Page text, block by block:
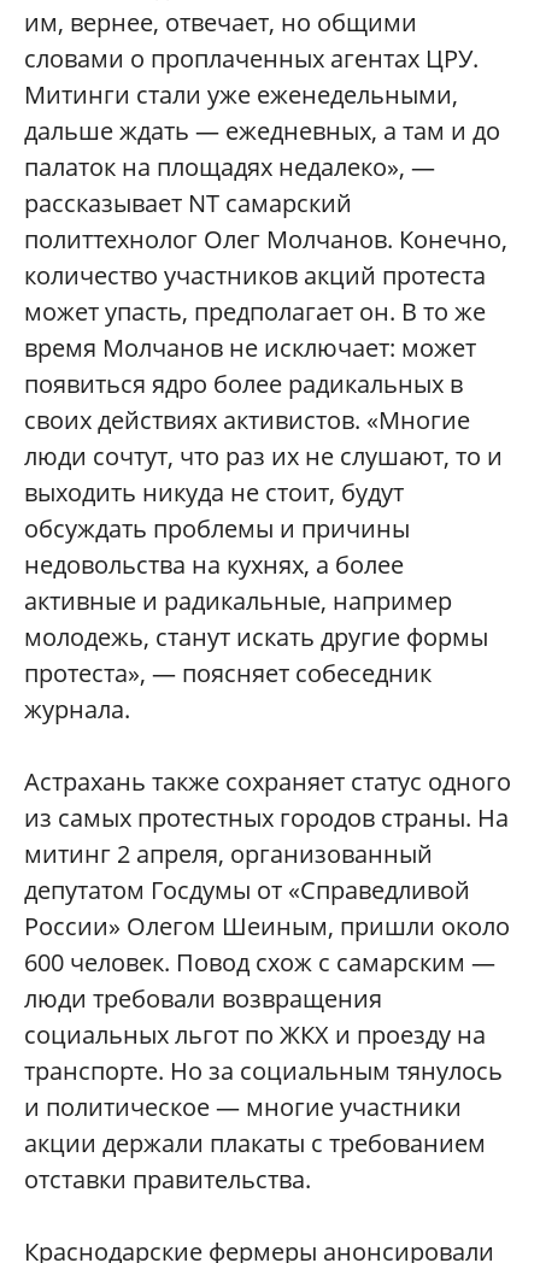
им, вернее, отвечает, но общими
словами о проплаченных агентах ЦРУ.
Митинги стали уже еженедельными,
дальше ждать — ежедневных, а там и до
палаток на площадях недалеко», —
рассказывает NT самарский
политтехнолог Олег Молчанов. Конечно,
количество участников акций протеста
может упасть, предполагает он. В то же
время Молчанов не исключает: может
появиться ядро более радикальных в
своих действиях активистов. «Многие
люди сочтут, что раз их не слушают, то и
выходить никуда не стоит, будут
обсуждать проблемы и причины
недовольства на кухнях, а более
активные и радикальные, например
молодежь, станут искать другие формы
протеста», — поясняет собеседник
журнала.
Астрахань также сохраняет статус одного
из самых протестных городов страны. На
митинг 2 апреля, организованный
депутатом Госдумы от «Справедливой
России» Олегом Шеиным, пришли около
600 человек. Повод схож с самарским —
люди требовали возвращения
социальных льгот по ЖКХ и проезду на
транспорте. Но за социальным тянулось
и политическое — многие участники
акции держали плакаты с требованием
отставки правительства.
Краснодарские фермеры анонсировали